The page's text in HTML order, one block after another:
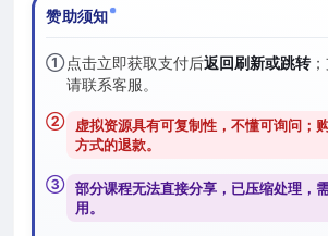
赞助须知
① 点击立即获取支付后返回刷新或跳转
请联系客服。
② 虚拟资源具有可复制性，不懂可询问；
方式的退款。
③ 部分课程无法直接分享，已压缩处理，
用。